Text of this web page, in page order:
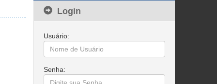
Login
Usuário:
Senha: